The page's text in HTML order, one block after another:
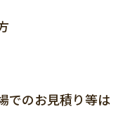
でのお見積り等は